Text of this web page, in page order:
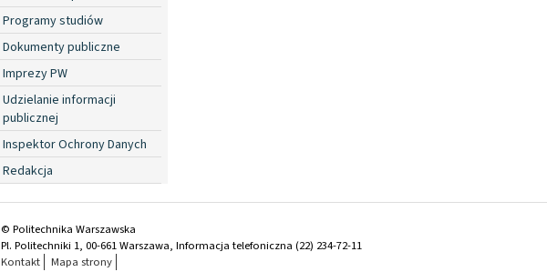
Programy studiów
Dokumenty publiczne
Imprezy PW
Udzielanie informacji
publicznej
Inspektor Ochrony Danych
Redakcja
© Politechnika Warszawska
Pl. Politechniki 1, 00-661 Warszawa, Informacja telefoniczna (22) 234-72-11
Kontakt
Mapa strony